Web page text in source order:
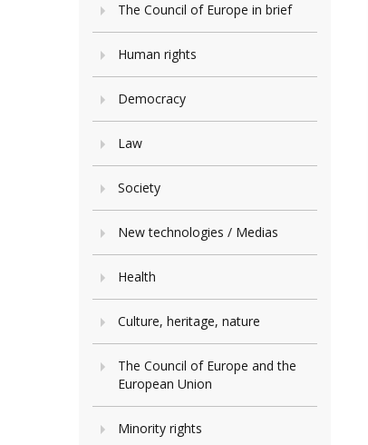
The Council of Europe in brief
Human rights
Democracy
Law
Society
New technologies / Medias
Health
Culture, heritage, nature
The Council of Europe and the
European Union
Minority rights